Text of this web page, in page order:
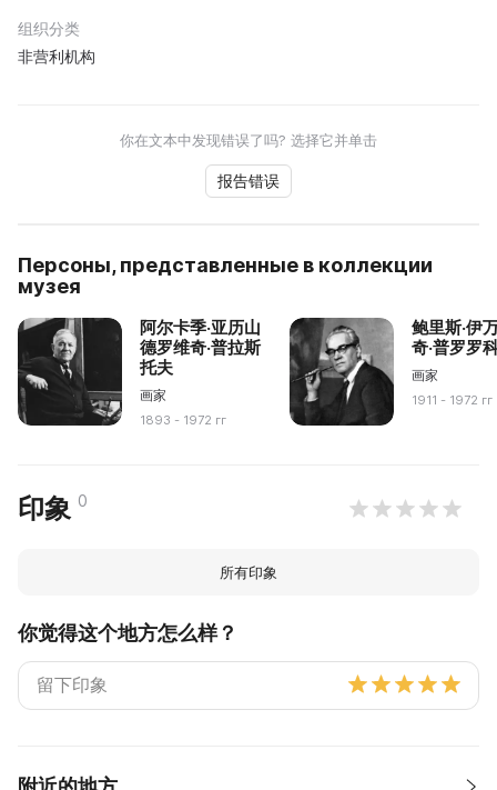
组织分类
非营利机构
你在文本中发现错误了吗? 选择它并单击
报告错误
Персоны, представленные в коллекции
музея
阿尔卡季·亚历山
德罗维奇·普拉斯
托夫
画家
1893 - 1972 гг
鲍里斯·伊
奇·普罗罗
画家
1911 - 1972 гг
印象 0
所有印象
你觉得这个地方怎么样？